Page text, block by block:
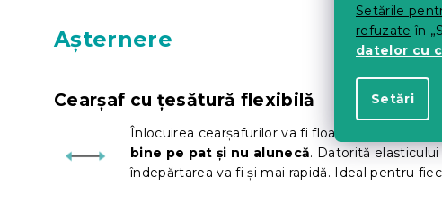
Setările
refuzate în
datelor cu
Setări
Așternere
Cearșaf cu țesătură flexibilă
Înlocuirea cearșafurilor va fi floare la ureche.
bine pe pat și nu alunecă. Datorită
îndepărtarea va fi și mai rapidă. Ideal pentru